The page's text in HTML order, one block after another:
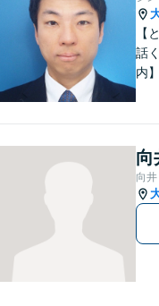
【
話
内
や
お
向
向